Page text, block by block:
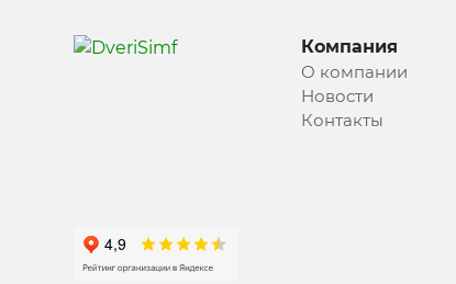
Компания
О компании
Новости
Контакты